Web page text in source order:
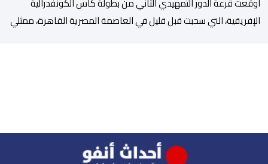
الإفريقية، التي سحبت قبل قليل في العاصمة المصرية القاهرة، ممثلي